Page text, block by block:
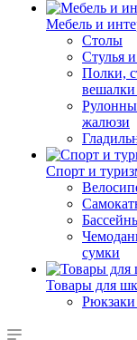
Мебель и
Столы
Стулья
Полки,
жалюзи
Спорт и
сумки
Товары для